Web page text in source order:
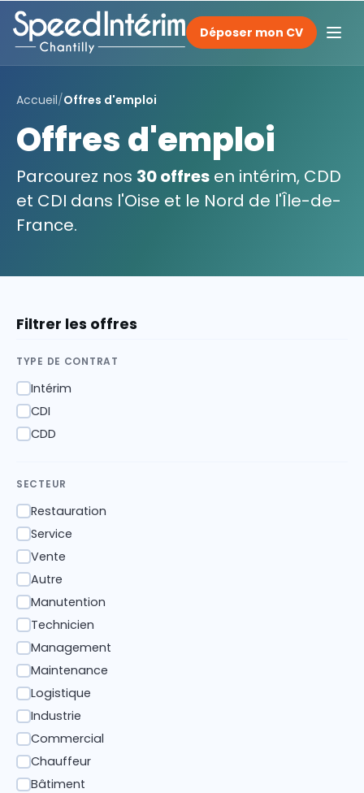
Déposer mon CV
Accueil/Offres d'emploi
Offres d'emploi
Parcourez nos 30 offres en intérim, CDD
et CDI dans l'Oise et le Nord de l'Île-de-
France.
Filtrer les offres
TYPE DE CONTRAT
Intérim
CDI
CDD
SECTEUR
Restauration
Service
Vente
Autre
Manutention
Technicien
Management
Maintenance
Logistique
Industrie
Commercial
Chauffeur
Bâtiment